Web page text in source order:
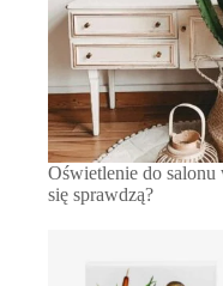
Oświetlenie do
się sprawdzą?